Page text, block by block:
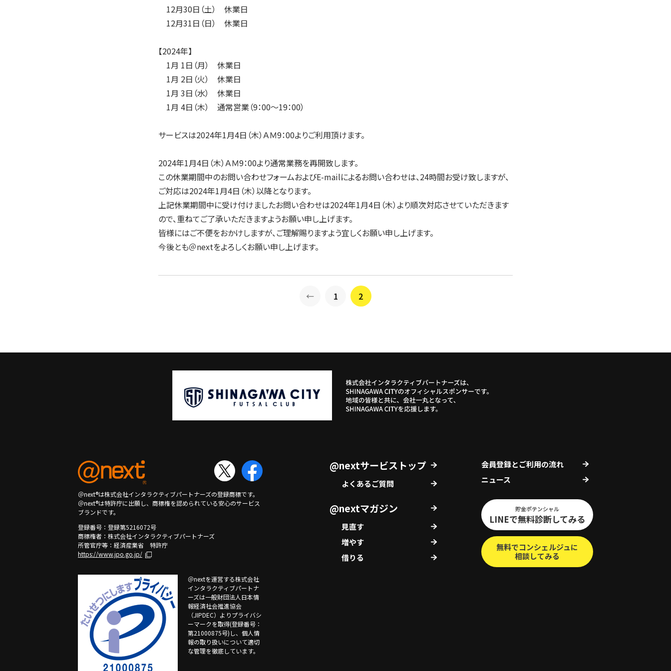
12月30日（土） 休業日
12月31日（日） 休業日
【2024年】
1月 1日（月） 休業日
1月 2日（火） 休業日
1月 3日（水） 休業日
1月 4日（木） 通常営業（9：00～19：00）
サービスは2024年1月4日（木）ＡＭ9：00よりご利用頂けます。
2024年1月4日（木）ＡＭ9：00より通常業務を再開致します。
この休業期間中のお問い合わせフォームおよびE-mailによるお問い合わせは、24時間お受け致しますが、
ご対応は2024年1月4日（木）以降となります。
上記休業期間中に受け付けましたお問い合わせは2024年1月4日（木）より順次対応させていただきます
ので、重ねてご了承いただきますようお願い申し上げます。
皆様にはご不便をおかけしますが、ご理解賜りますよう宜しくお願い申し上げます。
今後とも＠nextをよろしくお願い申し上げます。
← 1 2
＠next®は株式会社インタラクティブパートナーズの登録商標です。
＠next®は特許庁に出願し、商標権を認められている安心のサービス
ブランドです。
登録番号：登録第5216072号
商標権者：株式会社インタラクティブパートナーズ
所管官庁等：経済産業省 特許庁
https://www.jpo.go.jp/
＠nextを運営する株式会社
インタラクティブパートナ
ーズは一般財団法人日本情
報経済社会推進協会
（JIPDEC）よりプライバシ
ーマークを取得(登録番号：
第21000875号)し、個人情
報の取り扱いについて適切
な管理を徹底しています。
@nextサービストップ
よくあるご質問
@nextマガジン
見直す
増やす
借りる
会員登録とご利用の流れ
ニュース
貯金ポテンシャル
LINEで無料診断してみる
無料でコンシェルジュに
相談してみる